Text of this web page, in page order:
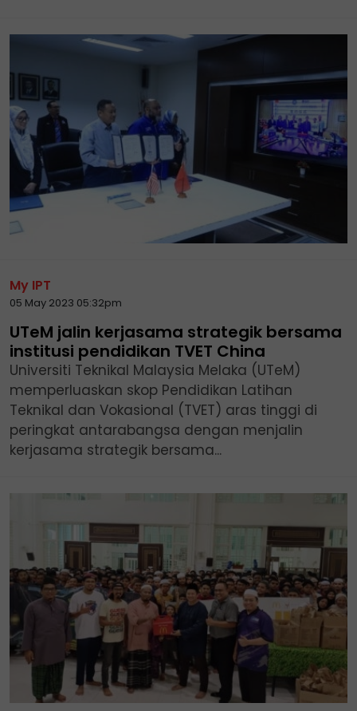
My IPT
05 May 2023 05:32pm
UTeM jalin kerjasama strategik bersama
institusi pendidikan TVET China
Universiti Teknikal Malaysia Melaka (UTeM)
memperluaskan skop Pendidikan Latihan
Teknikal dan Vokasional (TVET) aras tinggi di
peringkat antarabangsa dengan menjalin
kerjasama strategik bersama...